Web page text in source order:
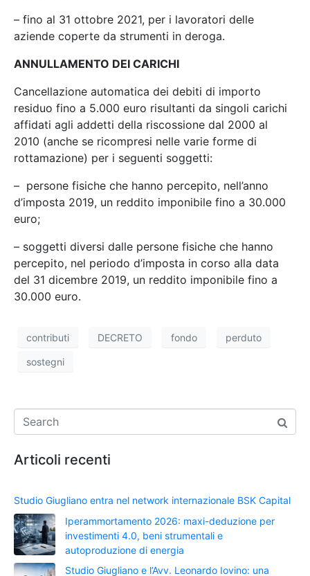
– fino al 31 ottobre 2021, per i lavoratori delle
aziende coperte da strumenti in deroga.
ANNULLAMENTO DEI CARICHI
Cancellazione automatica dei debiti di importo
residuo fino a 5.000 euro risultanti da singoli carichi
affidati agli addetti della riscossione dal 2000 al
2010 (anche se ricompresi nelle varie forme di
rottamazione) per i seguenti soggetti:
– persone fisiche che hanno percepito, nell’anno
d’imposta 2019, un reddito imponibile fino a 30.000
euro;
– soggetti diversi dalle persone fisiche che hanno
percepito, nel periodo d’imposta in corso alla data
del 31 dicembre 2019, un reddito imponibile fino a
30.000 euro.
contributi DECRETO fondo perduto
sostegni
Articoli recenti
Studio Giugliano entra nel network internazionale BSK Capital
Iperammortamento 2026: maxi-deduzione per
investimenti 4.0, beni strumentali e
autoproduzione di energia
Studio Giugliano e l’Avv. Leonardo Iovino: una